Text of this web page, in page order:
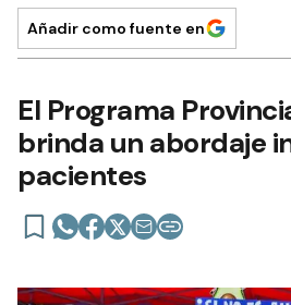
Añadir como fuente en
El Programa
brinda un abordaje
pacientes